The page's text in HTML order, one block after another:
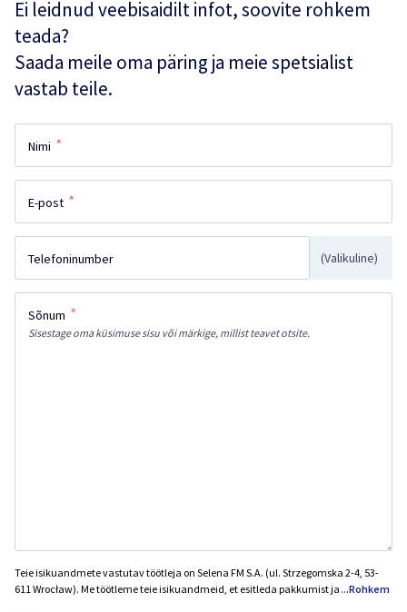
Ei leidnud veebisaidilt infot, soovite rohkem
teada?
Saada meile oma päring ja meie spetsialist
vastab teile.
Nimi *
E-post *
Telefoninumber (Valikuline)
Sõnum *
Sisestage oma küsimuse sisu või märkige, millist teavet otsite.
Teie isikuandmete vastutav töötleja on Selena FM S.A. (ul. Strzegomska 2-4, 53-
611 Wrocław). Me töötleme teie isikuandmeid, et esitleda pakkumist ja ...Rohkem